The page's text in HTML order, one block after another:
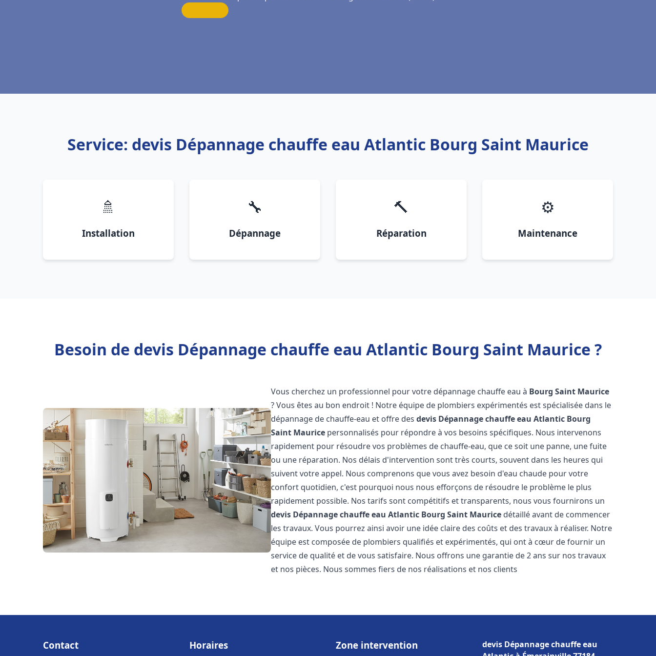
Service: devis Dépannage chauffe eau Atlantic Bourg Saint Maurice
🚿
Installation
🔧
Dépannage
🔨
Réparation
⚙️
Maintenance
Besoin de devis Dépannage chauffe eau Atlantic Bourg Saint Maurice ?
Vous cherchez un professionnel pour votre dépannage chauffe eau à Bourg Saint Maurice
? Vous êtes au bon endroit ! Notre équipe de plombiers expérimentés est spécialisée dans le
dépannage de chauffe-eau et offre desdevis Dépannage chauffe eau Atlantic Bourg
Saint Maurice personnalisés pour répondre à vos besoins spécifiques. Nous intervenons
rapidement pour résoudre vos problèmes de chauffe-eau, que ce soit une panne, une fuite
ou une réparation. Nos délais d'intervention sont très courts, souvent dans les heures qui
suivent votre appel. Nous comprenons que vous avez besoin d'eau chaude pour votre
confort quotidien, c'est pourquoi nous nous efforçons de résoudre le problème le plus
rapidement possible. Nos tarifs sont compétitifs et transparents, nous vous fournirons un
devis Dépannage chauffe eau Atlantic Bourg Saint Maurice détaillé avant de commencer
les travaux. Vous pourrez ainsi avoir une idée claire des coûts et des travaux à réaliser. Notre
équipe est composée de plombiers qualifiés et expérimentés, qui ont à cœur de fournir un
service de qualité et de vous satisfaire. Nous offrons une garantie de 2 ans sur nos travaux
et nos pièces. Nous sommes fiers de nos réalisations et nos clients
Contact Horaires Zone intervention
devis Dépannage chauffe eau